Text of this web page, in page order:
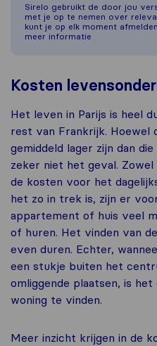
Sirelo gebruikt de door jou
met je op te nemen over
kunt je op elk moment
meer informatie
Kosten
Het leven in Parijs is heel
rest van Frankrijk. Hoewel
gemiddeld lager zijn dan
zeker niet het geval.
de kosten voor het
het zo in trek is, zijn er
appartement of huis veel
of huren. Het vinden van
even duren. Echter,
een stukje buiten het
omliggende plaatsen, is
woning te vinden.
Meer inzicht krijgen in de